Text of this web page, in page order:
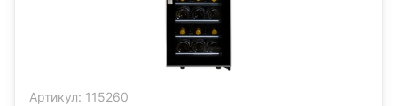
Артикул: 115260